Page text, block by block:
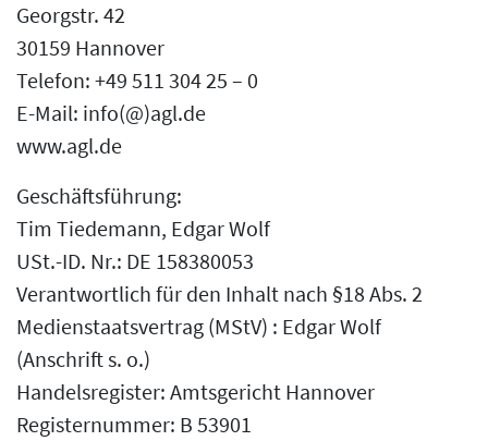
Georgstr. 42
30159 Hannover
Telefon: +49 511 304 25 – 0
E-Mail: info(@)agl.de
www.agl.de
Geschäftsführung:
Tim Tiedemann, Edgar Wolf
USt.-ID. Nr.: DE 158380053
Verantwortlich für den Inhalt nach §18 Abs. 2
Medienstaatsvertrag (MStV) : Edgar Wolf
(Anschrift s. o.)
Handelsregister: Amtsgericht Hannover
Registernummer: B 53901